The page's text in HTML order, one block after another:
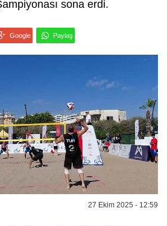
sona erdi.
Google Paylaş
27 Ekim 2025 - 12:59